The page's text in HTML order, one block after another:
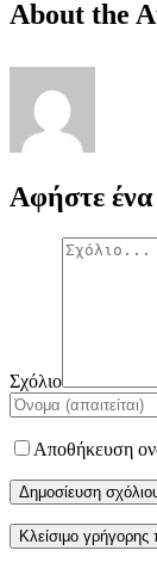
About the
Αφήστε ένα
Σχόλιο
Αποθήκευση
Κλείσιμο